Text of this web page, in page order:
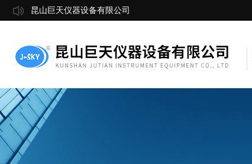
昆山巨天仪器设备有限公司